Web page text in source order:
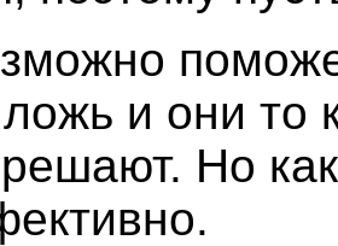
и они то
Но